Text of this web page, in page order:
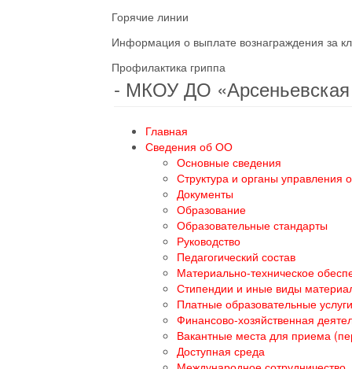
Горячие линии
Информация о выплате вознаграждения за
Профилактика гриппа
- МКОУ ДО
Главная
Сведения об ОО
Основные сведения
Структура и органы управления
Документы
Образование
Образовательные стандарты
Руководство
Педагогический состав
Материально-техническое
Стипендии и иные виды
Платные образовательные услуги
Финансово-хозяйственная
Вакантные места для приема
Доступная среда